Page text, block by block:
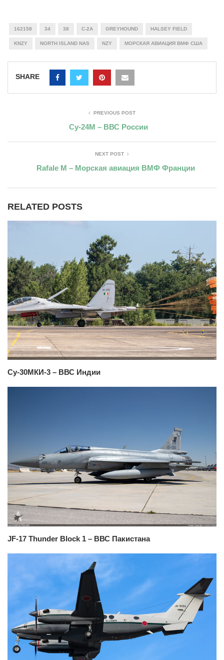
162158 34 38 C-2A GREYHOUND HALSEY FIELD
KNZY NORTH ISLAND NAS NZY МОРСКАЯ АВИАЦИЯ ВМФ США
SHARE
PREVIOUS POST
Су-24М – ВВС России
NEXT POST
Rafale M – Морская авиация ВМФ Франции
RELATED POSTS
Су-30МКИ-3 – ВВС Индии
JF-17 Thunder Block 1 – ВВС Пакистана